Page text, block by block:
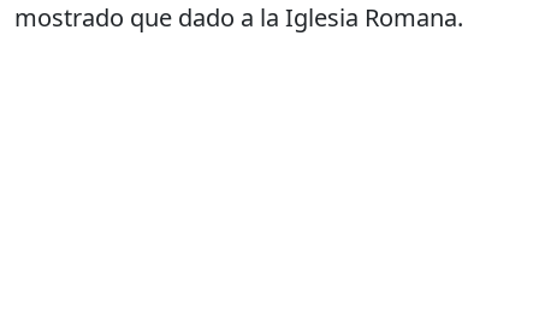
mostrado que dado a la Iglesia Romana.